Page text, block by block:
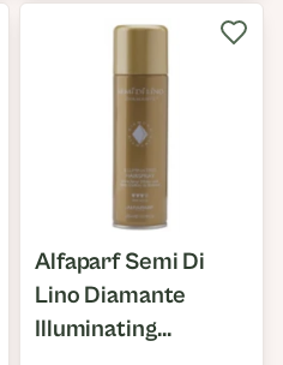
Alfaparf Semi Di
Lino Diamante
Illuminating